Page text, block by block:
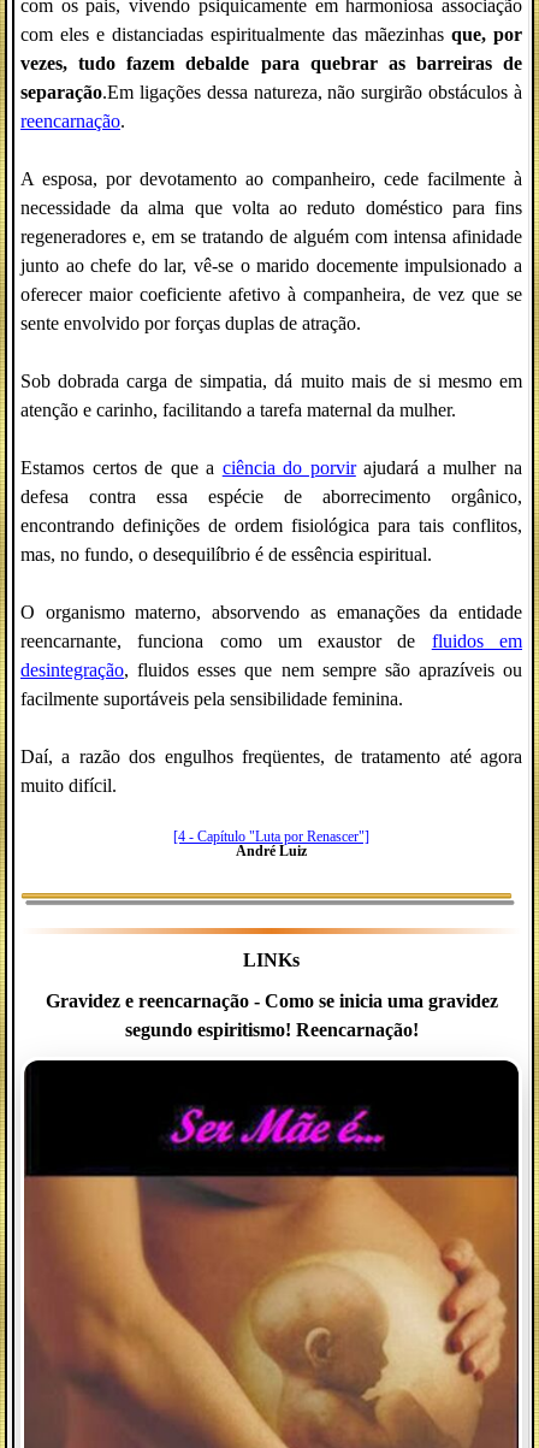
com os pais, vivendo psiquicamente em harmoniosa associação
com eles e distanciadas espiritualmente das mãezinhas que, por
vezes, tudo fazem debalde para quebrar as barreiras de
separação.Em ligações dessa natureza, não surgirão obstáculos à
reencarnação.
A esposa, por devotamento ao companheiro, cede facilmente à
necessidade da alma que volta ao reduto doméstico para fins
regeneradores e, em se tratando de alguém com intensa afinidade
junto ao chefe do lar, vê-se o marido docemente impulsionado a
oferecer maior coeficiente afetivo à companheira, de vez que se
sente envolvido por forças duplas de atração.
Sob dobrada carga de simpatia, dá muito mais de si mesmo em
atenção e carinho, facilitando a tarefa maternal da mulher.
Estamos certos de que a ciência do porvirajudará a mulher na
defesa contra essa espécie de aborrecimento orgânico,
encontrando definições de ordem fisiológica para tais conflitos,
mas, no fundo, o desequilíbrio é de essência espiritual.
O organismo materno, absorvendo as emanações da entidade
reencarnante, funciona como um exaustor de fluidos em
desintegração, fluidos esses que nem sempre são aprazíveis ou
facilmente suportáveis pela sensibilidade feminina.
Daí, a razão dos engulhos freqüentes, de tratamento até agora
muito difícil.
[4 - Capítulo "Luta por Renascer"]
André Luiz
LINKs
Gravidez e reencarnação - Como se inicia uma gravidez
segundo espiritismo! Reencarnação!